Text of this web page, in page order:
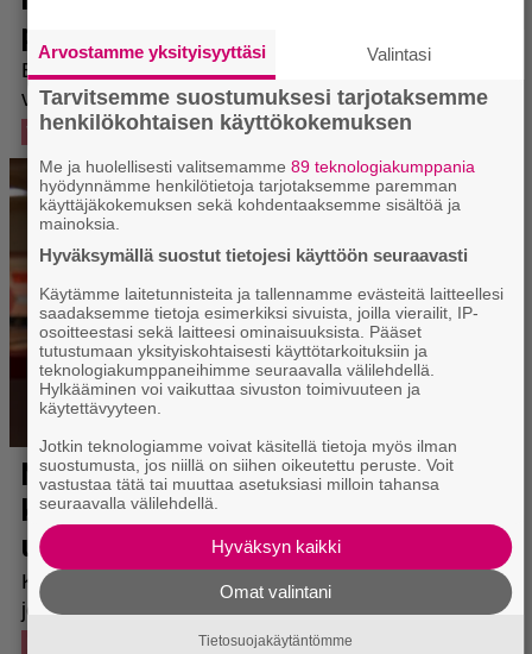
Arvostamme yksityisyyttäsi Valintasi
Tarvitsemme suostumuksesi tarjotaksemme
henkilökohtaisen käyttökokemuksen
Me ja huolellisesti valitsemamme89 teknologiakumppania
hyödynnämme henkilötietoja tarjotaksemme paremman
käyttäjäkokemuksen sekä kohdentaaksemme sisältöä ja
mainoksia.
Hyväksymällä suostut tietojesi käyttöön seuraavasti
Käytämme laitetunnisteita ja tallennamme evästeitä laitteellesi
saadaksemme tietoja esimerkiksi sivuista, joilla vierailit, IP-
osoitteestasi sekä laitteesi ominaisuuksista. Pääset
tutustumaan yksityiskohtaisesti käyttötarkoituksiin ja
teknologiakumppaneihimme seuraavalla välilehdellä.
Hylkääminen voi vaikuttaa sivuston toimivuuteen ja
käytettävyyteen.
Jotkin teknologiamme voivat käsitellä tietoja myös ilman
suostumusta, jos niillä on siihen oikeutettu peruste. Voit
vastustaa tätä tai muuttaa asetuksiasi milloin tahansa
seuraavalla välilehdellä.
Hyväksyn kaikki
Omat valintani
Tietosuojakäytäntömme